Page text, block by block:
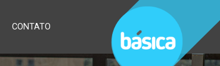
CONTATO